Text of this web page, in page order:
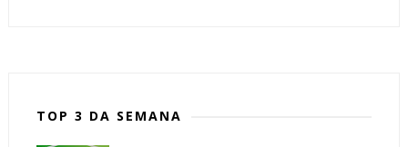
TOP 3 DA SEMANA